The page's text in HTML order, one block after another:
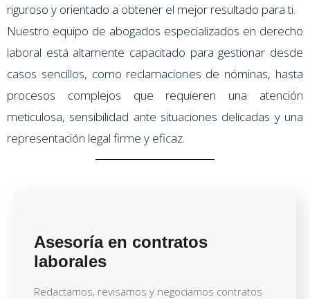
riguroso y orientado a obtener el mejor resultado para ti.
Nuestro equipo de abogados especializados en derecho
laboral está altamente capacitado para gestionar desde
casos sencillos, como reclamaciones de nóminas, hasta
procesos complejos que requieren una atención
meticulosa, sensibilidad ante situaciones delicadas y una
representación legal firme y eficaz.
Asesoría en contratos
laborales
Redactamos, revisamos y negociamos contratos